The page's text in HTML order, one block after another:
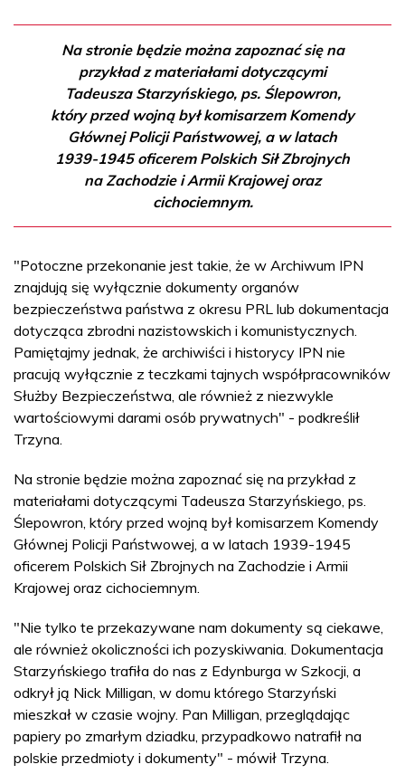
Na stronie będzie można zapoznać się na
przykład z materiałami dotyczącymi
Tadeusza Starzyńskiego, ps. Ślepowron,
który przed wojną był komisarzem Komendy
Głównej Policji Państwowej, a w latach
1939-1945 oficerem Polskich Sił Zbrojnych
na Zachodzie i Armii Krajowej oraz
cichociemnym.
"Potoczne przekonanie jest takie, że w Archiwum IPN
znajdują się wyłącznie dokumenty organów
bezpieczeństwa państwa z okresu PRL lub dokumentacja
dotycząca zbrodni nazistowskich i komunistycznych.
Pamiętajmy jednak, że archiwiści i historycy IPN nie
pracują wyłącznie z teczkami tajnych współpracowników
Służby Bezpieczeństwa, ale również z niezwykle
wartościowymi darami osób prywatnych" - podkreślił
Trzyna.
Na stronie będzie można zapoznać się na przykład z
materiałami dotyczącymi Tadeusza Starzyńskiego, ps.
Ślepowron, który przed wojną był komisarzem Komendy
Głównej Policji Państwowej, a w latach 1939-1945
oficerem Polskich Sił Zbrojnych na Zachodzie i Armii
Krajowej oraz cichociemnym.
"Nie tylko te przekazywane nam dokumenty są ciekawe,
ale również okoliczności ich pozyskiwania. Dokumentacja
Starzyńskiego trafiła do nas z Edynburga w Szkocji, a
odkrył ją Nick Milligan, w domu którego Starzyński
mieszkał w czasie wojny. Pan Milligan, przeglądając
papiery po zmarłym dziadku, przypadkowo natrafił na
polskie przedmioty i dokumenty" - mówił Trzyna.